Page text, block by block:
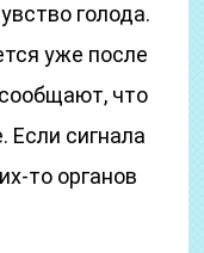
голода.
уже после
что
Если сигнала
то органов